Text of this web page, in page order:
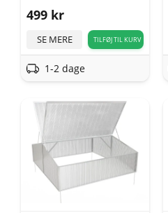
499 kr
SE MERE TILFØJ TIL KURV
1-2 dage